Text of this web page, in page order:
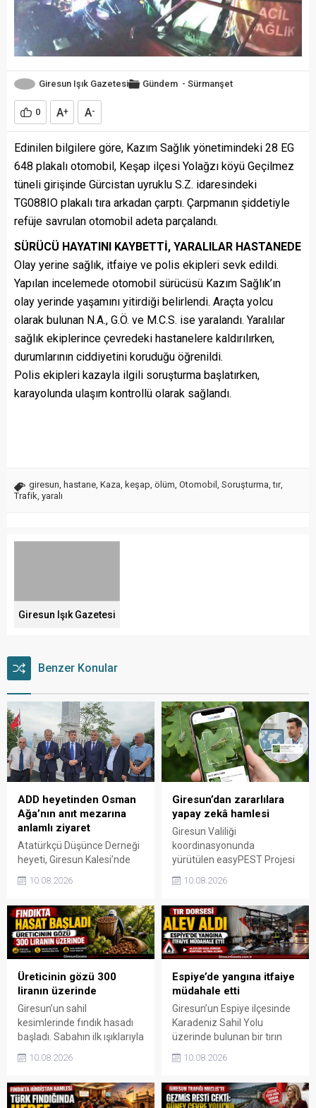
Giresun Işık Gazetesi Gündem - Sürmanşet
0 A+ A-
Edinilen bilgilere göre, Kazım Sağlık yönetimindeki 28 EG
648 plakalı otomobil, Keşap ilçesi Yolağzı köyü Geçilmez
tüneli girişinde Gürcistan uyruklu S.Z. idaresindeki
TG088IO plakalı tıra arkadan çarptı. Çarpmanın şiddetiyle
refüje savrulan otomobil adeta parçalandı.
SÜRÜCÜ HAYATINI KAYBETTİ, YARALILAR HASTANEDE
Olay yerine sağlık, itfaiye ve polis ekipleri sevk edildi.
Yapılan incelemede otomobil sürücüsü Kazım Sağlık’ın
olay yerinde yaşamını yitirdiği belirlendi. Araçta yolcu
olarak bulunan N.A., G.Ö. ve M.C.S. ise yaralandı. Yaralılar
sağlık ekiplerince çevredeki hastanelere kaldırılırken,
durumlarının ciddiyetini koruduğu öğrenildi.
Polis ekipleri kazayla ilgili soruşturma başlatırken,
karayolunda ulaşım kontrollü olarak sağlandı.
giresun, hastane, Kaza, keşap, ölüm, Otomobil , Soruşturma,tır,
Trafik, yaralı
Giresun Işık Gazetesi
Benzer Konular
ADD heyetinden Osman
Ağa’nın anıt mezarına
anlamlı ziyaret
Atatürkçü Düşünce Derneği
heyeti, Giresun Kalesi’nde
Ağa’nın anıt mezarını
47. Gönüllü Giresun
Alaylarının Millî Mücadele’de
üstlendiği kritik rol ve
Giresun’un bağımsızlık
uğruna ödediği ağır bedel bir
kez daha gündeme taşındı.
10.08.2026
Giresun’dan zararlılara
yapay zekâ hamlesi
Giresun Valiliği
koordinasyonunda
yürütülen easyPEST Projesi
yapay zekâ destekli dijital
aşamaya gelindi. Sistemle
istilacı bitki zararlılarının
erken tespiti, takibi ve
ülkeler arasında hızlı bilgi
paylaşımı hedefleniyor.
10.08.2026
Üreticinin gözü 300
liranın üzerinde
Giresun’un sahil
kesimlerinde fındık hasadı
başladı. Sabahın ilk ışıklarıyla
yandan ürünü toplamaya
serbest piyasada fiyatların
10.08.2026
Espiye’de yangına itfaiye
müdahale etti
Giresun’un Espiye ilçesinde
Karadeniz Sahil Yolu
üzerinde bulunan bir tırın
paniğe neden oldu. İtfaiye
alevler kısa sürede kontrol
10.08.2026